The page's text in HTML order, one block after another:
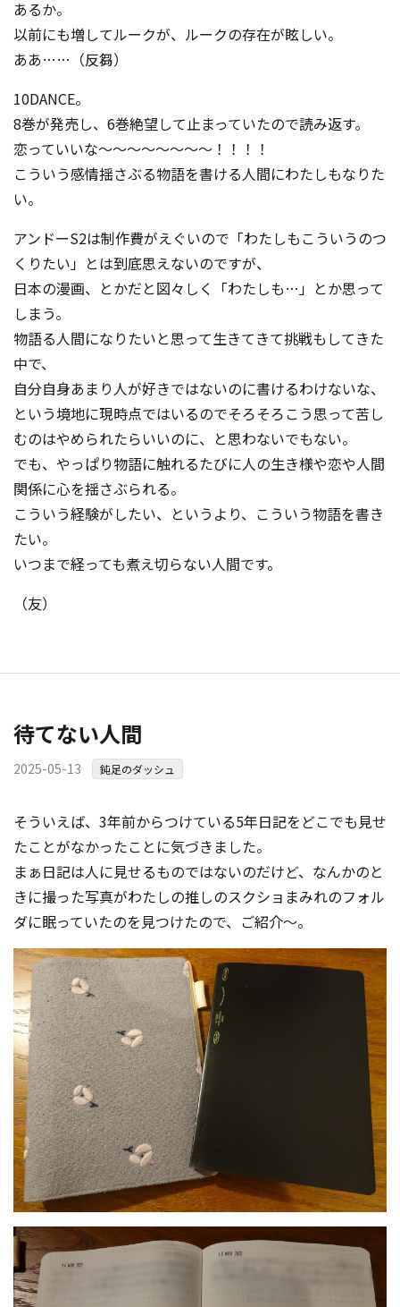
あるか。
以前にも増してルークが、ルークの存在が眩しい。
ああ……（反芻）
10DANCE。
8巻が発売し、6巻絶望して止まっていたので読み返す。
恋っていいな～～～～～～～～！！！！
こういう感情揺さぶる物語を書ける人間にわたしもなりた
い。
アンドーS2は制作費がえぐいので「わたしもこういうのつ
くりたい」とは到底思えないのですが、
日本の漫画、とかだと図々しく「わたしも…」とか思って
しまう。
物語る人間になりたいと思って生きてきて挑戦もしてきた
中で、
自分自身あまり人が好きではないのに書けるわけないな、
という境地に現時点ではいるのでそろそろこう思って苦し
むのはやめられたらいいのに、と思わないでもない。
でも、やっぱり物語に触れるたびに人の生き様や恋や人間
関係に心を揺さぶられる。
こういう経験がしたい、というより、こういう物語を書き
たい。
いつまで経っても煮え切らない人間です。
（友）
待てない人間
2025-05-13 鈍足のダッシュ
そういえば、3年前からつけている5年日記をどこでも見せ
たことがなかったことに気づきました。
まぁ日記は人に見せるものではないのだけど、なんかのと
きに撮った写真がわたしの推しのスクショまみれのフォル
ダに眠っていたのを見つけたので、ご紹介〜。